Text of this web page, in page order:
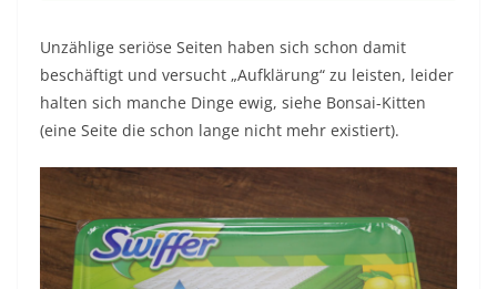
Unzählige seriöse Seiten haben sich schon damit
beschäftigt und versucht „Aufklärung“ zu leisten, leider
halten sich manche Dinge ewig, siehe Bonsai-Kitten
(eine Seite die schon lange nicht mehr existiert).